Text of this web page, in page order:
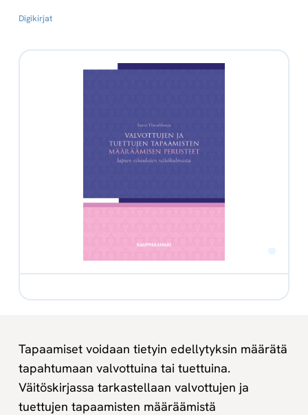
Digikirjat
Tapaamiset voidaan tietyin edellytyksin määrätä
tapahtumaan valvottuina tai tuettuina.
Väitöskirjassa tarkastellaan valvottujen ja
tuettujen tapaamisten määräämistä